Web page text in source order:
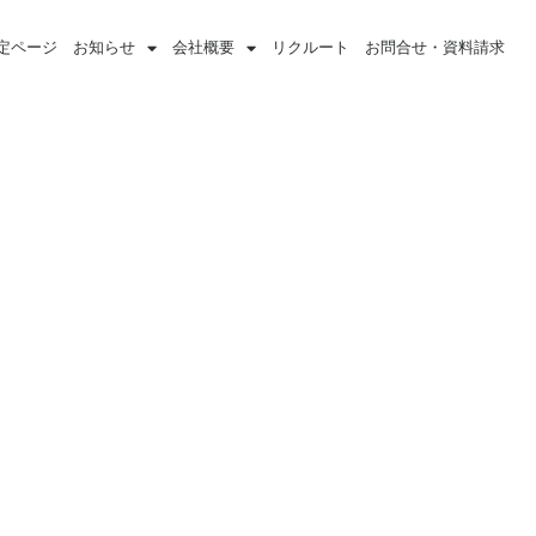
ページ お知らせ 会社概要 リクルート お問合せ・資料請求